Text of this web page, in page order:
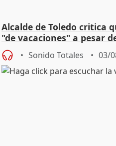
Alcalde de Toledo critica
"de vacaciones" a pesar
Sonido Totales 03/